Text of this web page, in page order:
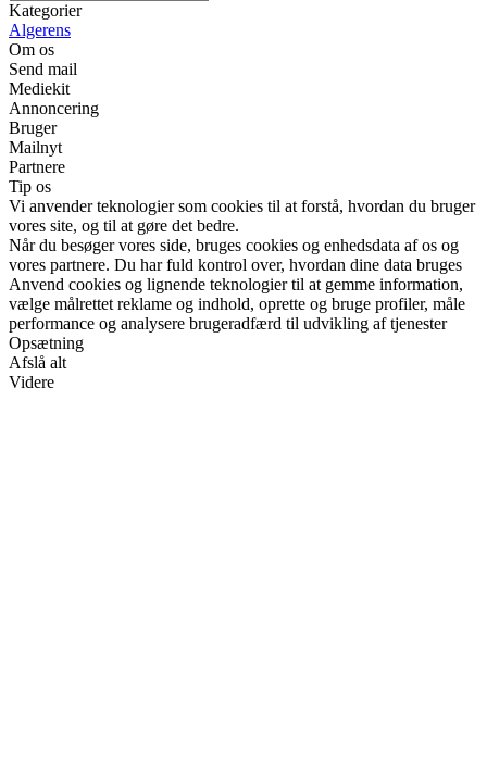
Kategorier
Algerens
Om os
Send mail
Mediekit
Annoncering
Bruger
Mailnyt
Partnere
Tip os
Vi anvender teknologier som cookies til at forstå, hvordan du bruger
vores site, og til at gøre det bedre.
Når du besøger vores side, bruges cookies og enhedsdata af os og
vores partnere. Du har fuld kontrol over, hvordan dine data bruges
Anvend cookies og lignende teknologier til at gemme information,
vælge målrettet reklame og indhold, oprette og bruge profiler, måle
performance og analysere brugeradfærd til udvikling af tjenester
Opsætning
Afslå alt
Videre